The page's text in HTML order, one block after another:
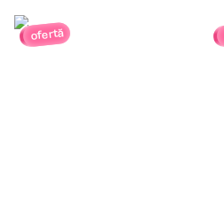
ofertă